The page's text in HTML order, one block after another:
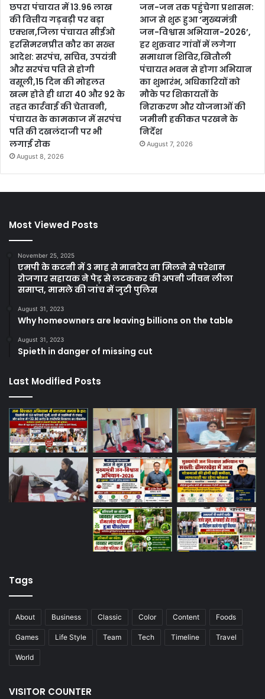
छपरा पंचायत में 13.96 लाख
की वित्तीय गड़बड़ी पर बड़ा
एक्शन,जिला पंचायत सीईओ
हरसिमरनप्रीत कौर का सख्त
आदेश: सरपंच, सचिव, उपयंत्री
और सरपंच पति से होगी
वसूली,15 दिन की मोहलत
खत्म होते ही धारा 40 और 92 के
तहत कार्रवाई की चेतावनी,
पंचायत के कामकाज में सरपंच
पति की दखलंदाजी पर भी
लगाई रोक
August 8, 2026
जन-जन तक पहुंचेगा प्रशासन:
आज से शुरू हुआ ‘मुख्यमंत्री
जन-विश्वास अभियान-2026’,
हर शुक्रवार गांवों में लगेगा
समाधान शिविर,खितौली
पंचायत भवन से होगा अभियान
का शुभारंभ, अधिकारियों को
मौके पर शिकायतों के
निराकरण और योजनाओं की
जमीनी हकीकत परखने के
निर्देश
August 7, 2026
Most Viewed Posts
November 25, 2025
एमपी के कटनी में 3 माह से मानदेय ना मिलने से परेशान
रोजगार सहायक ने पेड़ से लटककर की अपनी जीवन लीला
समाप्त, मामले की जांच में जुटी पुलिस
August 31, 2023
Why homeowners are leaving billions on the table
August 31, 2023
Spieth in danger of missing cut
Last Modified Posts
Tags
About Business Classic Color Content Foods
Games Life Style Team Tech Timeline Travel
World
VISITOR COUNTER